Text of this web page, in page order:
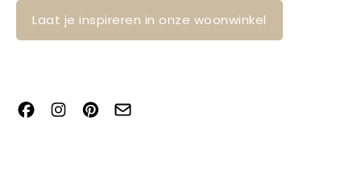
Laat je inspireren in onze woonwinkel